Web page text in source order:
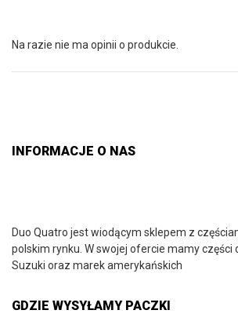
Na razie nie ma opinii o produkcie.
INFORMACJE O NAS
Duo Quatro jest wiodącym sklepem z
polskim rynku. W swojej ofercie mamy części
Suzuki oraz marek amerykańskich
GDZIE WYSYŁAMY PACZKI